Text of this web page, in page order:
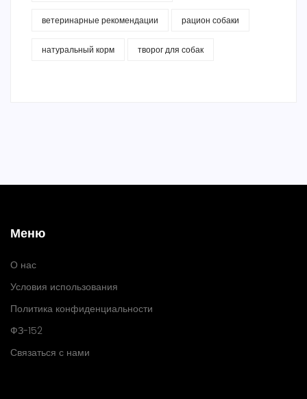
ветеринарные рекомендации рацион собаки
натуральный корм творог для собак
Меню
О нас
Условия использования
Политика конфиденциальности
ФЗ-152
Связаться с нами